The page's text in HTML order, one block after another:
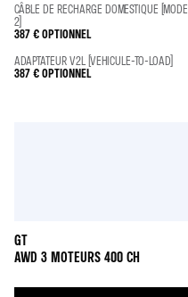
CÂBLE DE RECHARGE DOMESTIQUE (MODE
2)
387 €OPTIONNEL
ADAPTATEUR V2L (VEHICULE-TO-LOAD)
387 €OPTIONNEL
GT
AWD 3 MOTEURS 400 CH